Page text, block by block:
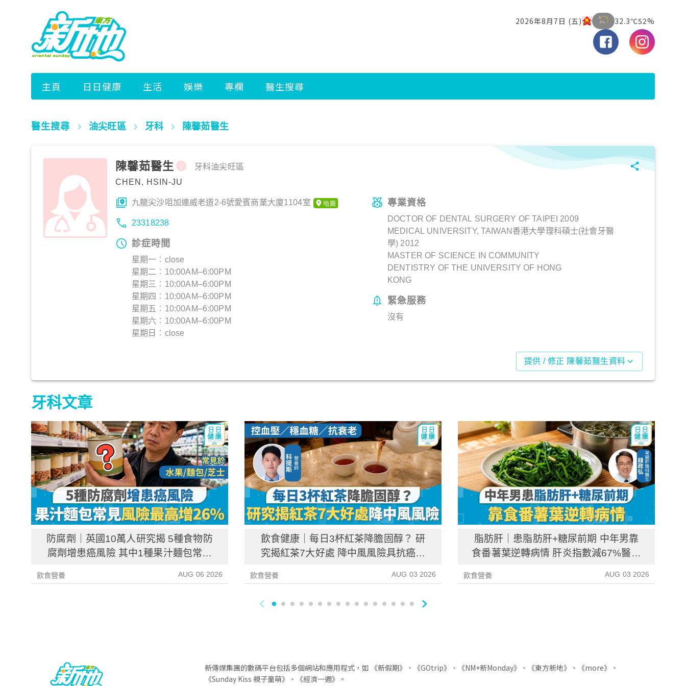
醫生搜尋 油尖旺區 牙科 陳馨茹醫生
陳馨茹醫生
CHEN, HSIN-JU
牙科油尖旺區
九龍尖沙咀加連威老道2-6號愛賓商業大廈1104室
23318238
診症時間
星期一︰close
星期二︰10:00AM–6:00PM
星期三︰10:00AM–6:00PM
星期四︰10:00AM–6:00PM
星期五︰10:00AM–6:00PM
星期六︰10:00AM–6:00PM
星期日︰close
專業資格
DOCTOR OF DENTAL SURGERY OF TAIPEI 2009
MEDICAL UNIVERSITY, TAIWAN香港大學理科碩士(社會牙醫
學) 2012
MASTER OF SCIENCE IN COMMUNITY
DENTISTRY OF THE UNIVERSITY OF HONG
KONG
緊急服務
沒有
提供 / 修正 陳馨茹醫生資料
牙科文章
防腐劑｜英國10萬人研究揭 5種食物防
腐劑增患癌風險 其中1種果汁麵包常見
飲食營養 AUG 06 2026
飲食健康｜每日3杯紅茶降膽固醇？ 研
究揭紅茶7大好處 降中風風險具抗癌潛
飲食營養 AUG 03 2026
脂肪肝｜患脂肪肝+糖尿前期 中年男靠
食番薯葉逆轉病情 肝炎指數減67%醫生
飲食營養 AUG 03 2026